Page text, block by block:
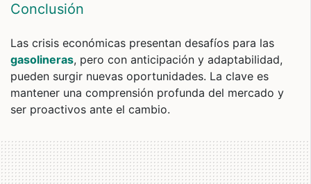
Conclusión
Las crisis económicas presentan desafíos para las
gasolineras, pero con anticipación y adaptabilidad,
pueden surgir nuevas oportunidades. La clave es
mantener una comprensión profunda del mercado y
ser proactivos ante el cambio.